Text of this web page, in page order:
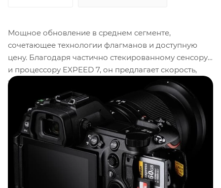
Мощное обновление в среднем сегменте,
сочетающее технологии флагманов и доступную
цену. Благодаря частично стекированному сенсору
и процессору EXPEED 7, он предлагает скорость,
точность и видеофункции, ранее недоступные в
этом классе:видео в 6K RAW
, автофокус с
распознаванием объектов, предварительный захват
кадров и самый яркий видоискатель среди камер
Nikon. Это универсальный инструмент как для
фотографов, так и для видеографов, особенно тех,
кто делает первые шаги в профессиональной